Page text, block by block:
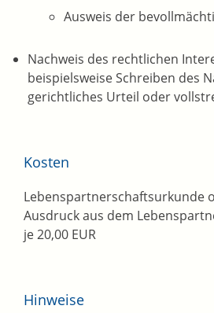
Ausweis der
Nachweis des rechtlichen
beispielsweise Schreiben des
gerichtliches Urteil oder
Kosten
Lebenspartnerschaftsurkunde
Ausdruck aus dem
je 20,00 EUR
Hinweise